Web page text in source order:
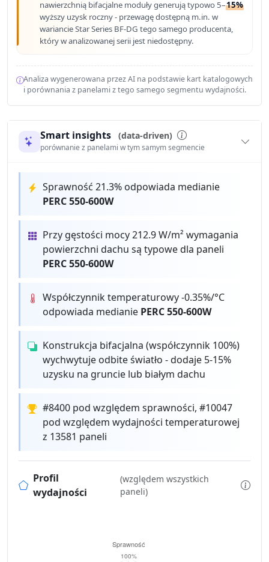
nawierzchnią bifacjalne moduły generują typowo 5–15%
wyższy uzysk roczny - przewagę dostępną m.in. w
wariancie Star Series BF-DG tego samego producenta,
który w analizowanej serii jest niedostępny.
Analiza wygenerowana przez AI na podstawie kart katalogowych
i porównania z panelami z tego samego segmentu wydajności.
Smart insights (data-driven)
porównanie z panelami w tym samym segmencie
Sprawność 21.3% odpowiada medianie
PERC 550-600W
Przy gęstości mocy 212.9 W/m² wymagania
powierzchni dachu są typowe dla paneli
PERC 550-600W
Współczynnik temperaturowy -0.35%/°C
odpowiada medianie PERC 550-600W
Konstrukcja bifacjalna (współczynnik 100%)
wychwytuje odbite światło - dodaje 5-15%
uzysku na gruncie lub białym dachu
#8400 pod względem sprawności, #10047
pod względem wydajności temperaturowej
z 13581 paneli
Profil
wydajności
(względem wszystkich
paneli)